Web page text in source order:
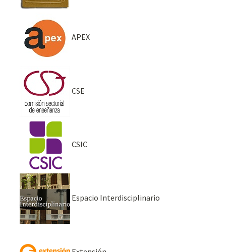
APEX
CSE
CSIC
Espacio Interdisciplinario